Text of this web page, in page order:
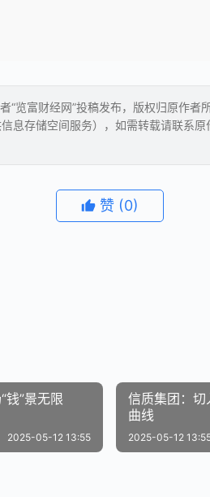
“览富财经网”投稿发布，版权归原作
息存储空间服务），如需转载请联系
赞 (0)
钱”景无限
2025-05-12 13:55
信质集团：
曲线
2025-05-12